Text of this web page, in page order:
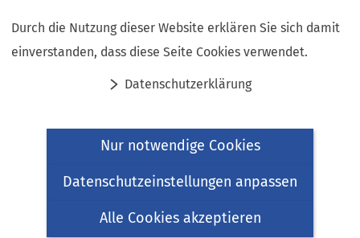
Durch die Nutzung dieser Website erklären Sie sich damit
einverstanden, dass diese Seite Cookies verwendet.
Datenschutzerklärung
Nur notwendige Cookies
Datenschutzeinstellungen anpassen
Alle Cookies akzeptieren
Inhalt anspringen